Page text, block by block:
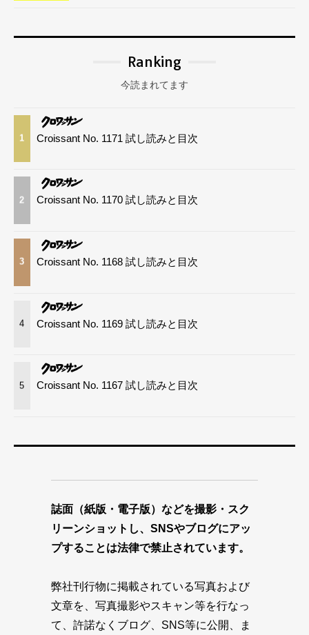
Ranking
今読まれてます
1 Croissant No. 1171 試し読みと目次
2 Croissant No. 1170 試し読みと目次
3 Croissant No. 1168 試し読みと目次
4 Croissant No. 1169 試し読みと目次
5 Croissant No. 1167 試し読みと目次
誌面（紙版・電子版）などを撮影・スク
リーンショットし、SNSやブログにアッ
プすることは法律で禁止されています。
弊社刊行物に掲載されている写真および
文章を、写真撮影やスキャン等を行なっ
て、許諾なくブログ、SNS等に公開、ま